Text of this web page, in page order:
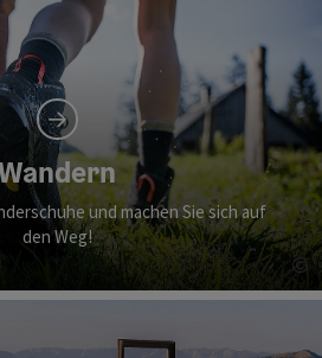
und machen Sie sich auf
den Weg!
©